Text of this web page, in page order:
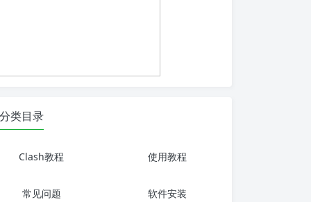
分类目录
Clash教程 使用教程
常见问题 软件安装